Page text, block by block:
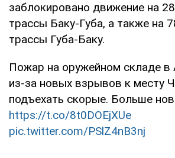
заблокировано движение на
трассы Баку-Губа, а также на
трассы Губа-Баку.
Пожар на оружейном складе в
из-за новых взрывов к месту
подъехать скорые. Больше
https://t.co/8t0DOEjXUe
pic.twitter.com/PSlZ4nB3nj